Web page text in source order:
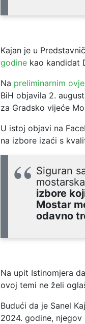
Kajan je u
godine kao kandidat
Na preliminarnim
BiH objavila 2.
za Gradsko vijeće
U istoj objavi na
na izbore izaći s
Siguran
izbore
Mostar
odavno
Na upit Istinomjera
ovoj temi ne želi
Budući da je Sanel
2024. godine,